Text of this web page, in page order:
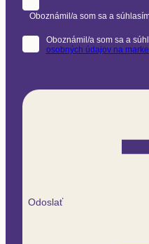
Oboznámil/a som sa a
Oboznámil/a som sa a
osobných údajov na
Odoslať